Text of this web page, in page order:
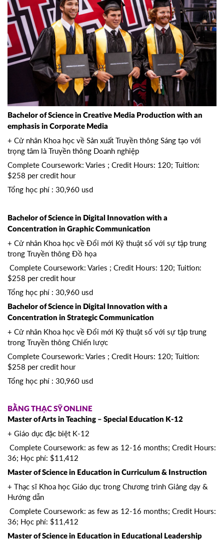
Bachelor of Science in Creative Media Production with an
emphasis in Corporate Media
+ Cử nhân Khoa học về Sản xuất Truyền thông Sáng tạo với
trọng tâm là Truyền thông Doanh nghiệp
Complete Coursework: Varies ; Credit Hours: 120; Tuition:
$258 per credit hour
Tổng học phí : 30,960 usd
Bachelor of Science in Digital Innovation with a
Concentration in Graphic Communication
+ Cử nhân Khoa học về Đổi mới Kỹ thuật số với sự tập trung
trong Truyền thông Đồ họa
Complete Coursework: Varies ; Credit Hours: 120; Tuition:
$258 per credit hour
Tổng học phí : 30,960 usd
Bachelor of Science in Digital Innovation with a
Concentration in Strategic Communication
+ Cử nhân Khoa học về Đổi mới Kỹ thuật số với sự tập trung
trong Truyền thông Chiến lược
Complete Coursework: Varies ; Credit Hours: 120; Tuition:
$258 per credit hour
Tổng học phí : 30,960 usd
BẰNG THẠC SỸ ONLINE
Master of Arts in Teaching – Special Education K-12
+ Giáo dục đặc biệt K-12
Complete Coursework: as few as 12-16 months; Credit Hours:
36; Học phí: $11,412
Master of Science in Education in Curriculum & Instruction
+ Thạc sĩ Khoa học Giáo dục trong Chương trình Giảng dạy &
Hướng dẫn
Complete Coursework: as few as 12-16 months; Credit Hours:
36; Học phí: $11,412
Master of Science in Education in Educational Leadership